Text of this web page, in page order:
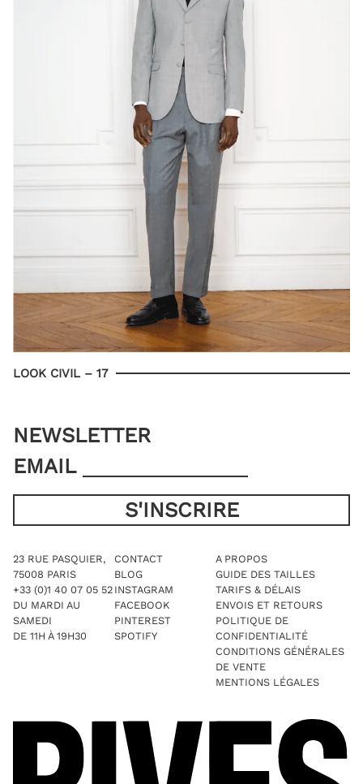
LOOK CIVIL – 17
NEWSLETTER
EMAIL
23 RUE PASQUIER,
75008 PARIS
+33 (0)1 40 07 05 52
DU MARDI AU
SAMEDI
DE 11H À 19H30
CONTACT
BLOG
INSTAGRAM
FACEBOOK
PINTEREST
SPOTIFY
A PROPOS
GUIDE DES TAILLES
TARIFS & DÉLAIS
ENVOIS ET RETOURS
POLITIQUE DE
CONFIDENTIALITÉ
CONDITIONS GÉNÉRALES
DE VENTE
MENTIONS LÉGALES